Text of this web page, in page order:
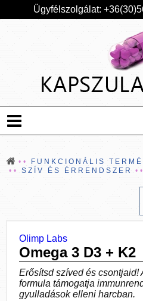
Ügyfélszolgálat:
FUNKCIONÁLIS
SZÍV ÉS ÉRRENDSZER
Olimp Labs
Omega 3 D3 + K2
Erősítsd szíved és csontjaid!
formula támogatja
gyulladások elleni harcban.